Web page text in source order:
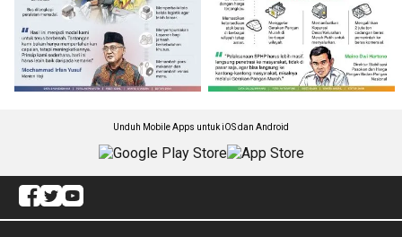
Unduh Mobile Apps untuk iOS dan Android